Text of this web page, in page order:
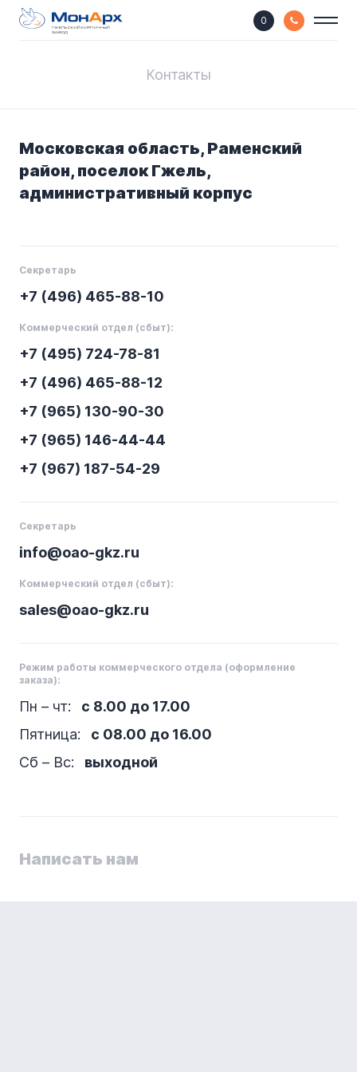
ГЖЕЛЬСКИЙ КИРПИЧНЫЙ
ЗАВОД
0
Контакты
Московская область, Раменский
район, поселок Гжель,
административный корпус
Секретарь
+7 (496) 465-88-10
Коммерческий отдел (сбыт):
+7 (495) 724-78-81
+7 (496) 465-88-12
+7 (965) 130-90-30
+7 (965) 146-44-44
+7 (967) 187-54-29
Секретарь
info@oao-gkz.ru
Коммерческий отдел (сбыт):
sales@oao-gkz.ru
Режим работы коммерческого отдела (оформление
заказа):
Пн – чт:
с 8.00 до 17.00
Пятница:
с 08.00 до 16.00
Сб – Вс:
выходной
Написать нам